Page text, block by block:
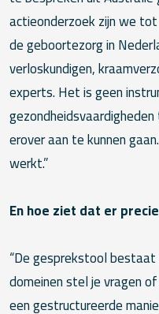
actieonderzoek zijn we
de geboortezorg in
verloskundigen,
experts. Het is geen
erover aan te kunnen
werkt.”
En hoe ziet dat er
“De gesprekstool bestaat
domeinen stel je vragen
een gestructureerde